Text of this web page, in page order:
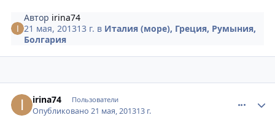
Автор irina74
21 мая, 201313 г. в Италия (море), Греция, Румыния,
Болгария
irina74 Пользователи
Опубликовано21 мая, 201313 г.